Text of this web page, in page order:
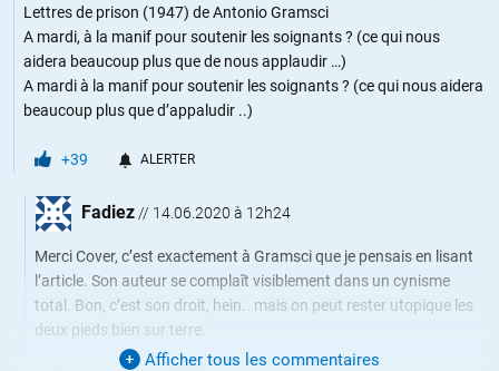
Lettres de prison (1947) de Antonio Gramsci
A mardi, à la manif pour soutenir les soignants ? (ce qui nous
aidera beaucoup plus que de nous applaudir …)
A mardi à la manif pour soutenir les soignants ? (ce qui nous aidera
beaucoup plus que d’appaludir ..)
+39 ALERTER
Fadiez // 14.06.2020 à 12h24
Merci Cover, c’est exactement à Gramsci que je pensais en lisant
l’article. Son auteur se complaît visiblement dans un cynisme
total. Bon, c’est son droit, hein.. mais on peut rester utopique les
deux pieds bien sur terre.
Afficher tous les commentaires